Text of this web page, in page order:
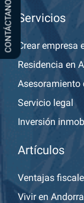
CONTÁCTANOS Servicios
Crear empresa
Residencia en
Asesoramiento
Servicio legal
Inversión
Artículos
Ventajas
Vivir en Andorra